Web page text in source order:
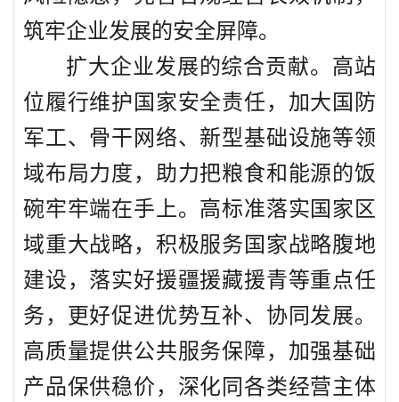
筑牢企业发展的安全屏障。
扩大企业发展的综合贡献。高站
位履行维护国家安全责任，加大国防
军工、骨干网络、新型基础设施等领
域布局力度，助力把粮食和能源的饭
碗牢牢端在手上。高标准落实国家区
域重大战略，积极服务国家战略腹地
建设，落实好援疆援藏援青等重点任
务，更好促进优势互补、协同发展。
高质量提供公共服务保障，加强基础
产品保供稳价，深化同各类经营主体